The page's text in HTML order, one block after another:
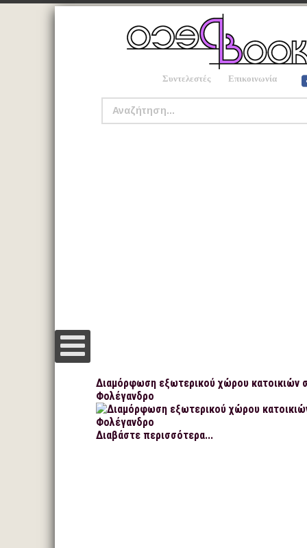
Συντελεστές Επικοινωνία
Διαμόρφωση εξωτερικού χώρου κατοικιών
Φολέγανδρο
Διαβάστε περισσότερα...